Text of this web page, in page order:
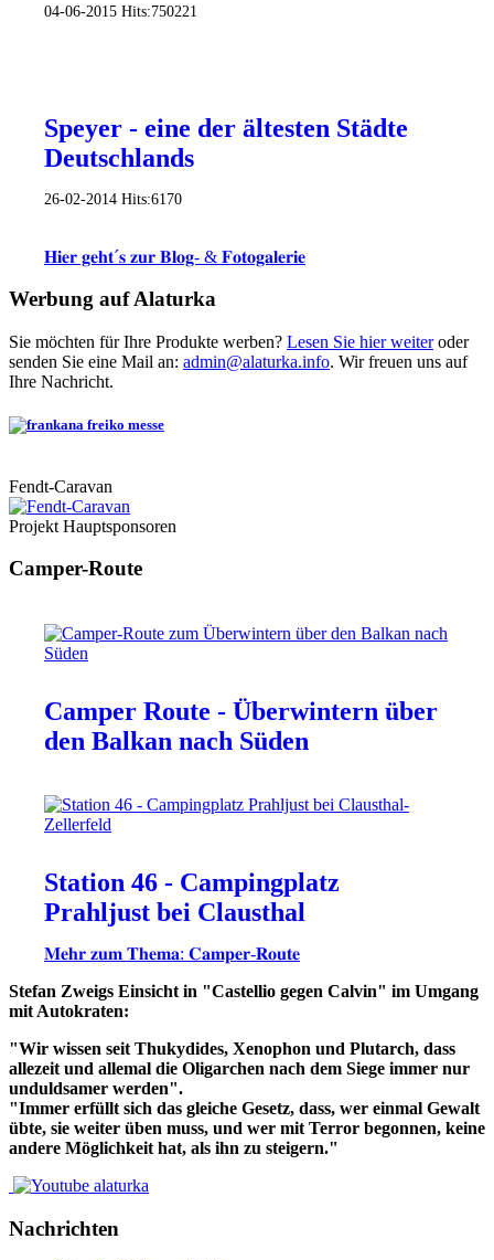
04-06-2015 Hits:750221
Speyer - eine der ältesten Städte
Deutschlands
26-02-2014 Hits:6170
𝐇𝐢𝐞𝐫 𝐠𝐞𝐡𝐭´𝐬 𝐳𝐮𝐫 𝐁𝐥𝐨𝐠- & 𝐅𝐨𝐭𝐨𝐠𝐚𝐥𝐞𝐫𝐢𝐞
Werbung auf Alaturka
Sie möchten für Ihre Produkte werben? Lesen Sie hier weiteroder
senden Sie eine Mail an: admin@alaturka.info. Wir freuen uns auf
Ihre Nachricht.
Fendt-Caravan
Projekt Hauptsponsoren
Camper-Route
Camper Route - Überwintern über
den Balkan nach Süden
Station 46 - Campingplatz
Prahljust bei Clausthal
𝐌𝐞𝐡𝐫 𝐳𝐮𝐦 𝐓𝐡𝐞𝐦𝐚: 𝐂𝐚𝐦𝐩𝐞𝐫-𝐑𝐨𝐮𝐭𝐞
Stefan Zweigs Einsicht in "Castellio gegen Calvin" im Umgang
mit Autokraten:
"Wir wissen seit Thukydides, Xenophon und Plutarch, dass
allezeit und allemal die Oligarchen nach dem Siege immer nur
unduldsamer werden".
"Immer erfüllt sich das gleiche Gesetz, dass, wer einmal Gewalt
übte, sie weiter üben muss, und wer mit Terror begonnen, keine
andere Möglichkeit hat, als ihn zu steigern."
Nachrichten